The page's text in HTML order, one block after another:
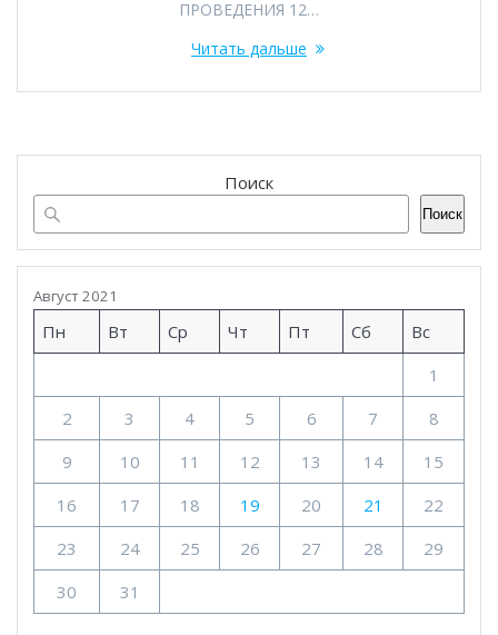
ПРОВЕДЕНИЯ 12…
Читать дальше
Поиск
Поиск
Август 2021
Пн Вт Ср Чт Пт Сб
Вс
1
2
3 4 5 6 7
8
9
10 11 12 13 14
15
16
17 18 19 20 21
22
23
24 25 26 27 28
29
30
31